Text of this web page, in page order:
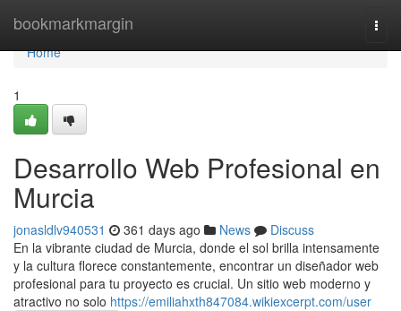
bookmarkmargin
Home
Home
1
Desarrollo Web Profesional en
Murcia
jonasldlv940531 361 days ago News
Discuss
En la vibrante ciudad de Murcia, donde el sol brilla intensamente
y la cultura florece constantemente, encontrar un diseñador web
profesional para tu proyecto es crucial. Un sitio web moderno y
atractivo no solo https://emiliahxth847084.wikiexcerpt.com/user